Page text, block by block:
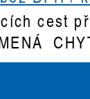
cest